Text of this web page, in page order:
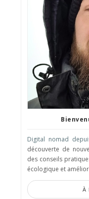
Digital nomad
découverte de
des conseils
écologique et
À